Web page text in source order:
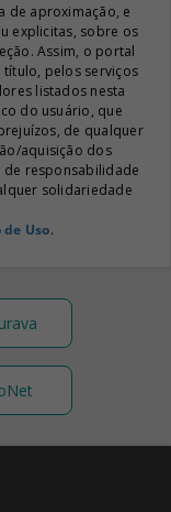
de aproximação, e
explicitas, sobre os
Assim, o portal
título, pelos serviços
listados nesta
do usuário, que
de qualquer
aquisição dos
de responsabilidade
solidariedade
Uso.